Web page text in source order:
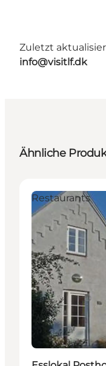
Zuletzt
info@visitlf.dk
Ähnliche
Restaurants